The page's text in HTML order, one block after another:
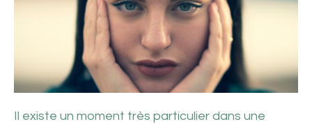
Il existe un moment très particulier dans une